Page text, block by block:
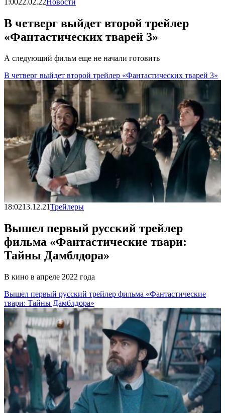
1:0022.02.22 Новости
В четверг выйдет второй трейлер
«Фантастических тварей 3»
А следующий фильм еще не начали готовить
В четверг выйдет второй трейлер «Фантастических тварей 3»
18:0213.12.21Трейлеры
Вышел первый русский трейлер
фильма «Фантастические твари:
Тайны Дамблдора»
В кино в апреле 2022 года
Вышел первый русский трейлер фильма «Фантастические
твари: Тайны Дамблдора»